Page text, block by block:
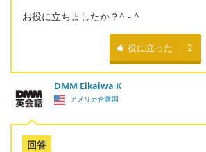
お役に立ちましたか？^ - ^
役に立った 2
DMM Eikaiwa K
アメリカ合衆国
回答